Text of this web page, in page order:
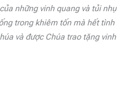
những vinh quang và tủi
trong khiêm tốn mà hết
và được Chúa trao tặng